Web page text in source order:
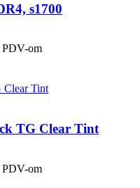
s1700
PDV-om
TG Clear Tint
PDV-om